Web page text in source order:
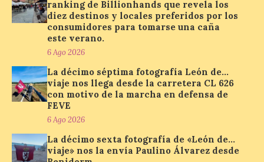
preferidos por los
consumidores para
tomarse una caña este verano, con León y
Madrid a la cabeza de la lista. Salamanca
ocupa el noveno lugar. Los españoles
El Ayuntamiento de La
Bañeza presenta el
Festival One More Time,
una cita con la música de
los 80 y 90 para el 16 de
ranking de Billionhands que revela los
diez destinos y locales preferidos por los
consumidores para tomarse una caña
este verano.
6 Ago 2026
La décimo séptima fotografía León de…
viaje nos llega desde la carretera CL 626
con motivo de la marcha en defensa de
FEVE
6 Ago 2026
La décimo sexta fotografía de «León de…
viaje» nos la envía Paulino Álvarez desde